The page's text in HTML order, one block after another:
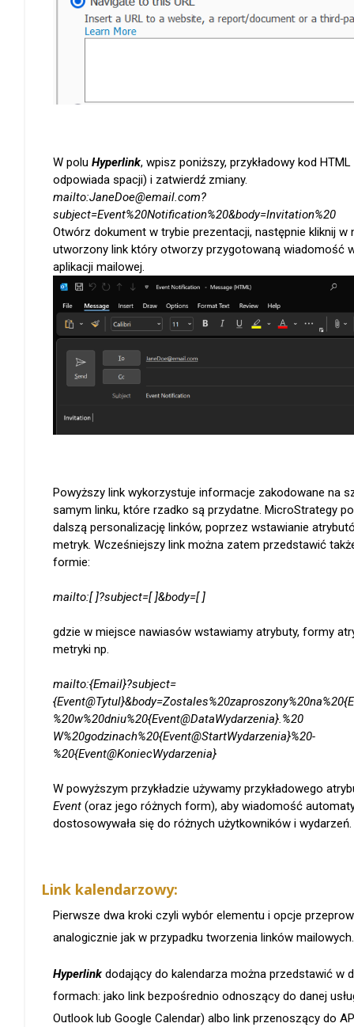
W polu Hyperlink, wpisz poniższy, przykładowy kod HTML
odpowiada spacji) i zatwierdź zmiany.
mailto:JaneDoe@email.com?
subject=Event%20Notification%20&body=Invitation%20
Otwórz dokument w trybie prezentacji, następnie kliknij w
utworzony link który otworzy przygotowaną wiadomość
aplikacji mailowej.
Powyższy link wykorzystuje informacje zakodowane na
samym linku, które rzadko są przydatne. MicroStrategy
dalszą personalizację linków, poprzez wstawianie
metryk. Wcześniejszy link można zatem przedstawić
formie:
mailto:[ ]?subject=[ ]&body=[ ]
gdzie w miejsce nawiasów wstawiamy atrybuty, formy
metryki np.
mailto:{Email}?subject=
%20w%20dniu%20{Event@DataWydarzenia}.%20
W%20godzinach%20{Event@StartWydarzenia}%20-
%20{Event@KoniecWydarzenia}
W powyższym przykładzie używamy przykładowego
Event (oraz jego różnych form), aby wiadomość
dostosowywała się do różnych użytkowników i wydarzeń.
Link kalendarzowy:
Pierwsze dwa kroki czyli wybór elementu i opcje
analogicznie jak w przypadku tworzenia linków mailowych.
Hyperlink dodający do kalendarza można przedstawić w
formach: jako link bezpośrednio odnoszący do danej
Outlook lub Google Calendar) albo link przenoszący do